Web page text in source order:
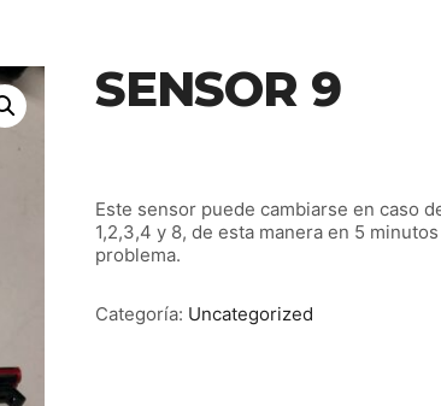
SENSOR 9
Este sensor puede cambiarse en caso
1,2,3,4 y 8, de esta manera en 5
problema.
Categoría: Uncategorized